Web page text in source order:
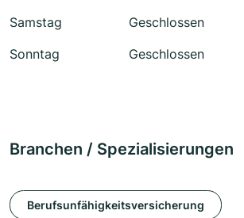
Samstag
Geschlossen
Sonntag
Geschlossen
Branchen / Spezialisierungen
Berufsunfähigkeitsversicherung